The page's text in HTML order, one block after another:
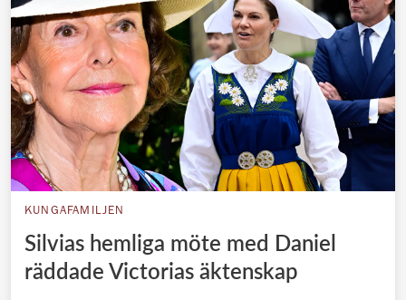
KUNGAFAMILJEN
Silvias hemliga möte med Daniel
räddade Victorias äktenskap